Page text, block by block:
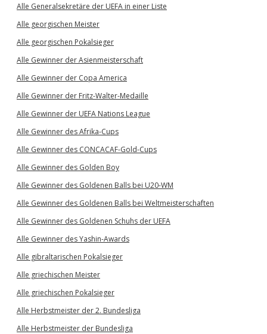
Alle Generalsekretäre der UEFA in einer Liste
Alle georgischen Meister
Alle georgischen Pokalsieger
Alle Gewinner der Asienmeisterschaft
Alle Gewinner der Copa America
Alle Gewinner der Fritz-Walter-Medaille
Alle Gewinner der UEFA Nations League
Alle Gewinner des Afrika-Cups
Alle Gewinner des CONCACAF-Gold-Cups
Alle Gewinner des Golden Boy
Alle Gewinner des Goldenen Balls bei U20-WM
Alle Gewinner des Goldenen Balls bei Weltmeisterschaften
Alle Gewinner des Goldenen Schuhs der UEFA
Alle Gewinner des Yashin-Awards
Alle gibraltarischen Pokalsieger
Alle griechischen Meister
Alle griechischen Pokalsieger
Alle Herbstmeister der 2. Bundesliga
Alle Herbstmeister der Bundesliga